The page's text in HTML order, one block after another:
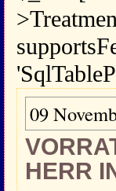
09
HERR